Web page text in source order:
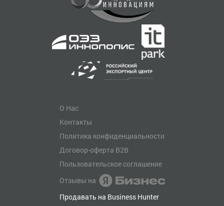
О Нас
Контакты
Политика конфиденциальности
Договор-оферта B2B
Пользовательское соглашение
Отзывы на
Продавать на Business Hunter